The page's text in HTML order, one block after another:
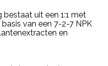
uit een 1:1 met
van een 7-2-7 NPK
en